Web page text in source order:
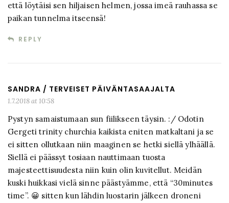
että löytäisi sen hiljaisen helmen, jossa imeä rauhassa se
paikan tunnelma itseensä!
REPLY
SANDRA / TERVEISET PÄIVÄNTASAAJALTA
1.7.2018 at 10:58
Pystyn samaistumaan sun fiilikseen täysin. :/ Odotin
Gergeti trinity churchia kaikista eniten matkaltani ja se
ei sitten ollutkaan niin maaginen se hetki siellä ylhäällä.
Siellä ei päässyt tosiaan nauttimaan tuosta
majesteettisuudesta niin kuin olin kuvitellut. Meidän
kuski huikkasi vielä sinne päästyämme, että “30minutes
time”. 😀 sitten kun lähdin luostarin jälkeen droneni